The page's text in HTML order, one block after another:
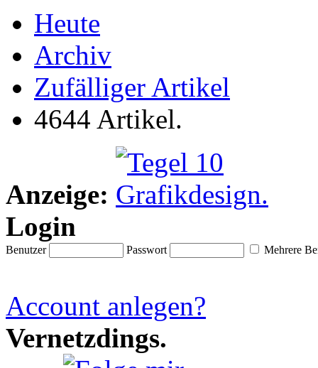
Heute
Archiv
Zufälliger Artikel
4644 Artikel.
Anzeige:
Login
Benutzer Passwort Mehrere
Account anlegen?
Vernetzdings.